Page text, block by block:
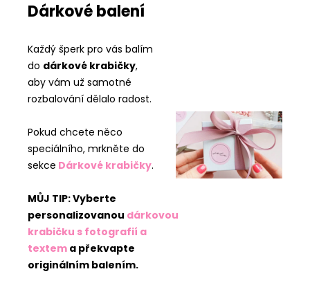
Dárkové balení
Každý šperk pro vás balím
do dárkové krabičky,
aby vám už samotné
rozbalování dělalo radost.
Pokud chcete něco
speciálního, mrkněte do
sekce Dárkové krabičky.
MŮJ TIP: Vyberte
personalizovanou dárkovou
krabičku s fotografií a
textem a překvapte
originálním balením.